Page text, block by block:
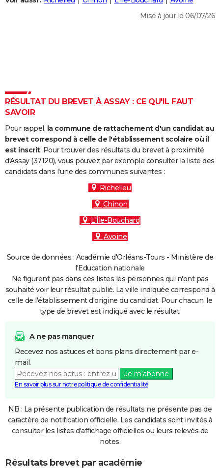
DICTIONNAIRE
Dictionnaire
Biographies
Citations
Expressions
Proverbes
PROGRAMME TV
COPAINS D'AVANT
S'inscrire
Se connecter
Lycées
Collèges
Primaires
Universités
Entreprises
Service militaire
Avis de recherche
AVIS DE DÉCÈS
FORUM
Mise à jour le 06/07/26
RÉSULTAT DU BREVET À ASSAY : CE QU'IL FAUT
SAVOIR
Pour rappel, la commune de rattachement d'un candidat au
brevet correspond à celle de l'établissement scolaire où il
est inscrit. Pour trouver des résultats du brevet à proximité
d'Assay (37120), vous pouvez par exemple consulter la liste des
candidats dans l'une des communes suivantes :
Richelieu
Chinon
L'Île-Bouchard
Avoine
Source de données : Académie d'Orléans-Tours - Ministère de
l'Education nationale
Ne figurent pas dans ces listes les personnes qui n'ont pas
souhaité voir leur résultat publié. La ville indiquée correspond à
celle de l'établissement d'origine du candidat. Pour chacun, le
type de brevet est indiqué avec le résultat.
A ne pas manquer
Recevez nos astuces et bons plans directement par e-
mail.
Je m'abonne
En savoir plus sur notre politique de confidentialité
NB : La présente publication de résultats ne présente pas de
caractère de notification officielle. Les candidats sont invités à
consulter les listes d'affichage officielles ou leurs relevés de
notes.
Résultats brevet par académie